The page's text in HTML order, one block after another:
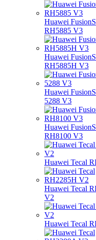
Huawei
RH5885 V3
Huawei
RH5885H V3
Huawei
5288 V3
Huawei
RH8100 V3
Huawei Tecal
Huawei Tecal
V2
Huawei Tecal